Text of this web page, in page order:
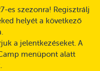
es szezonra! Regisztrálj
helyét a következő
a jelentkezéseket. A
menüpont alatt